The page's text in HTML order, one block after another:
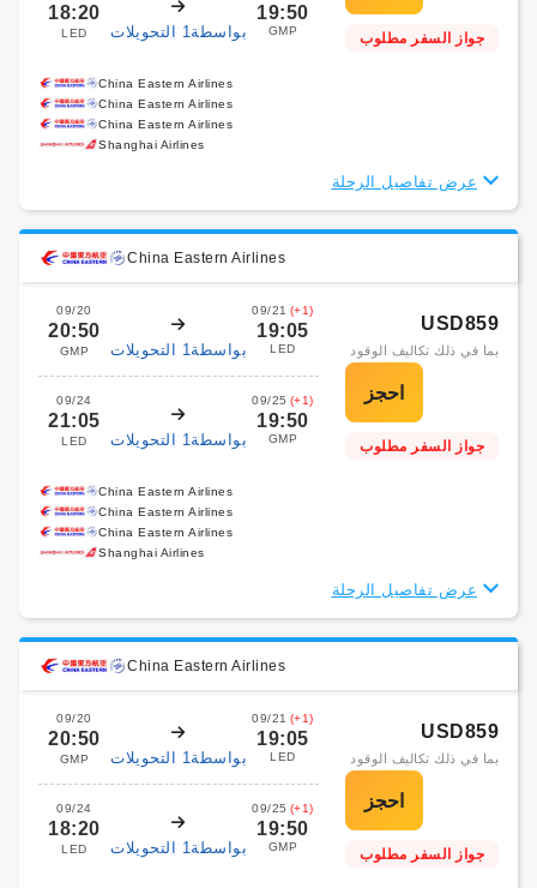
18:20
LED بواسطة1 التحويلات
19:50
GMP جواز السفر مطلوب
China Eastern Airlines
China Eastern Airlines
China Eastern Airlines
Shanghai Airlines
عرض تفاصيل الرحلة
China Eastern Airlines
09/20
20:50
GMP بواسطة1 التحويلات
09/21 (+1)
19:05
LED
09/24
21:05
LED بواسطة1 التحويلات
09/25 (+1)
19:50
GMP
USD859
بما في ذلك تكاليف الوقود
جواز السفر مطلوب
China Eastern Airlines
China Eastern Airlines
China Eastern Airlines
Shanghai Airlines
عرض تفاصيل الرحلة
China Eastern Airlines
09/20
20:50
GMP بواسطة1 التحويلات
09/21 (+1)
19:05
LED
09/24
18:20
LED بواسطة1 التحويلات
09/25 (+1)
19:50
GMP
USD859
بما في ذلك تكاليف الوقود
جواز السفر مطلوب